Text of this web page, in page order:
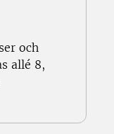
och
allé 8,